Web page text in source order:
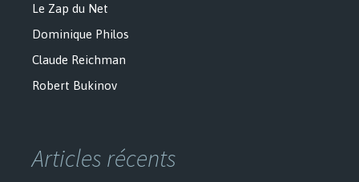
Le Zap du Net
Dominique Philos
Claude Reichman
Robert Bukinov
Articles récents